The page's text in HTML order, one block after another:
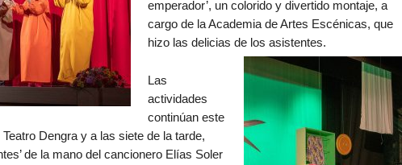
emperador’, un colorido y divertido montaje, a
cargo de la Academia de Artes Escénicas, que
hizo las delicias de los asistentes.
Las
actividades
continúan este
Dengra y a las siete de la tarde,
de la mano del cancionero Elías Soler